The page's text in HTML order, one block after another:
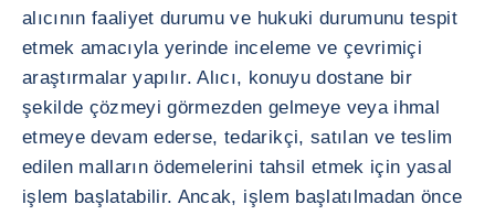
alıcının faaliyet durumu ve hukuki durumunu tespit
etmek amacıyla yerinde inceleme ve çevrimiçi
araştırmalar yapılır. Alıcı, konuyu dostane bir
şekilde çözmeyi görmezden gelmeye veya ihmal
etmeye devam ederse, tedarikçi, satılan ve teslim
edilen malların ödemelerini tahsil etmek için yasal
işlem başlatabilir. Ancak, işlem başlatılmadan önce